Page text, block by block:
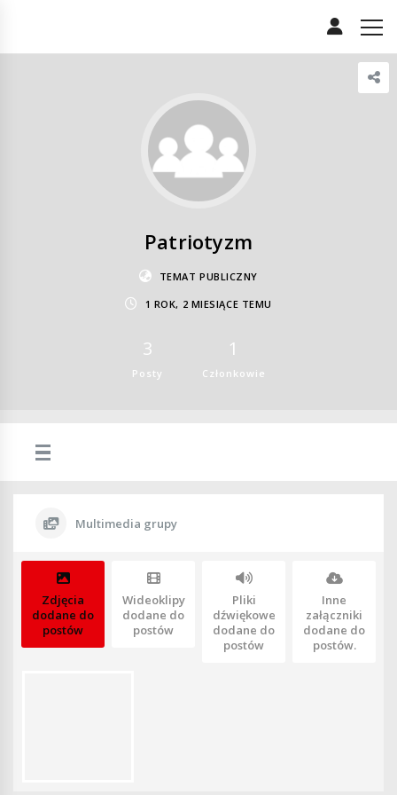
Patriotyzm
TEMAT PUBLICZNY
1 ROK, 2 MIESIĄCE TEMU
3
Posty
1
Członkowie
Multimedia grupy
Zdjęcia
dodane do
postów
Wideoklipy
dodane do
postów
Pliki
dźwiękowe
dodane do
postów
Inne
załączniki
dodane do
postów.